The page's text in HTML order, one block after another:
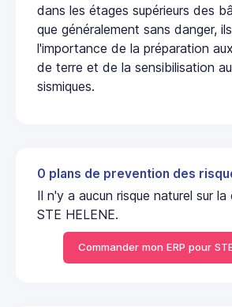
dans les étages supérieurs des
que généralement sans danger,
l'importance de la préparation
de terre et de la sensibilisation
sismiques.
0 plans de prevention des
Il n'y a aucun risque naturel sur la
STE HELENE.
Commander mon ERP pour